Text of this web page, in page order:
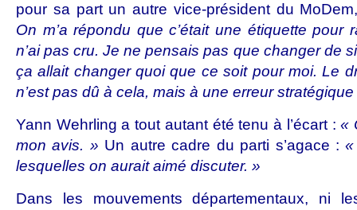
pour sa part un autre vice-président du
On m’a répondu que c’était une étiquette pour
n’ai pas cru. Je ne pensais pas que changer de
ça allait changer quoi que ce soit pour moi. Le
n’est pas dû à cela, mais à une erreur
Yann Wehrling a tout autant été tenu à l’écart :«
mon avis. » Un autre cadre du parti s’agace :
lesquelles on aurait aimé discuter. »
Dans les mouvements départementaux, ni